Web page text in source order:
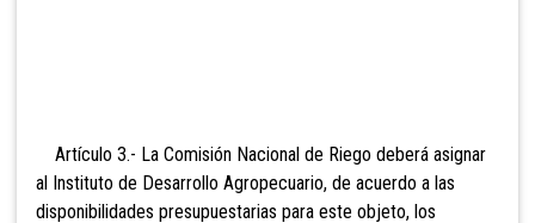
Artículo 3.- La Comisión Nacional de Riego deberá asignar
al Instituto de Desarrollo Agropecuario, de acuerdo a las
disponibilidades presupuestarias para este objeto, los